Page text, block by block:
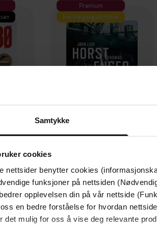
Samtykke
cookies
nettsider benytter cookies
funksjoner på nettsiden
opplevelsen din på vår nettside
en bedre forståelse for hvordan
det mulig for oss å vise deg relevante
Premium
Første gang på tilbud
Utskudd
Jørn Lier Horst
EBOK